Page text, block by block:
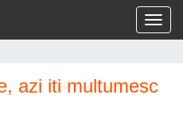
azi iti multumesc